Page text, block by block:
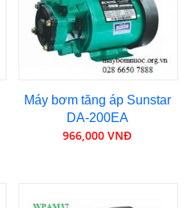
Máy bơm tăng áp Sunstar
DA-200EA
966,000 VNĐ